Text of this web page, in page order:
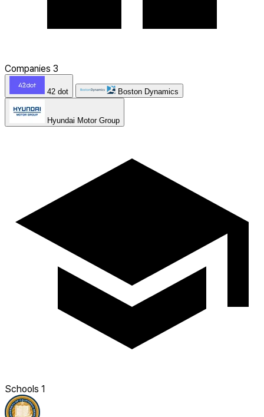
Companies 3
42 dot Boston Dynamics
Hyundai Motor Group
Schools 1